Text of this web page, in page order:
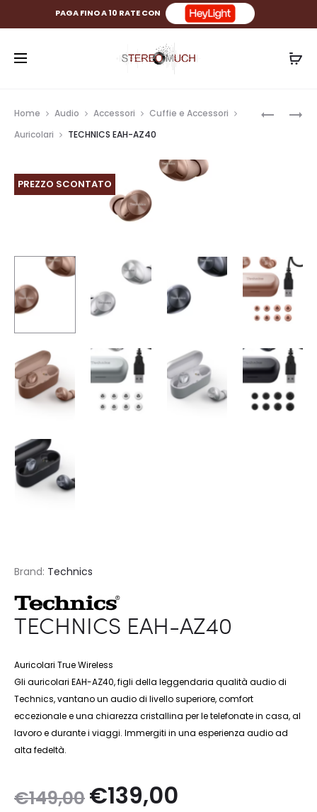
PAGA FINO A 10 RATE CON
Home Audio Accessori
Cuffie e Accessori
Auricolari
TECHNICS EAH-AZ40
PREZZO SCONTATO
Brand: Technics
TECHNICS EAH-AZ40
Auricolari True Wireless
Gli auricolari EAH-AZ40, figli della leggendaria qualità audio di
Technics, vantano un audio di livello superiore, comfort
eccezionale e una chiarezza cristallina per le telefonate in casa, al
lavoro e durante i viaggi. Immergiti in una esperienza audio ad
alta fedeltà.
€149,00 Il
€139,00